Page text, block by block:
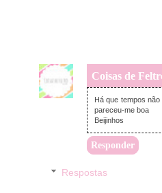
Coisas de
Há que tempos
pareceu-me boa
Beijinhos
Responder
Respostas